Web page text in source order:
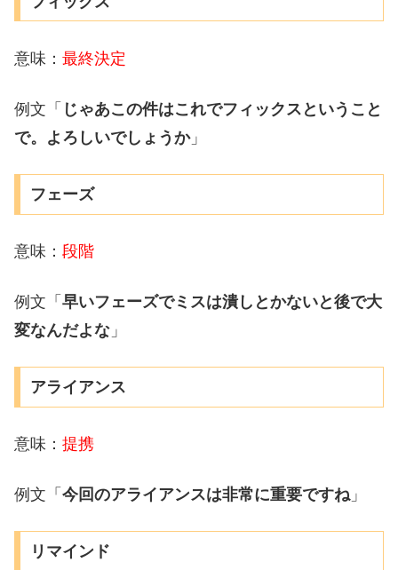
意味： 最終決定
例文「 じゃあこの件はこれでフィックスということ
で。よろしいでしょうか」
フェーズ
意味： 段階
例文「 早いフェーズでミスは潰しとかないと後で大
変なんだよな 」
アライアンス
意味： 提携
例文「 今回のアライアンスは非常に重要ですね」
リマインド